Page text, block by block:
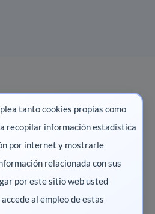
Marketing digital
Pharma
tanto cookies propias como
recopilar información estadística
por internet y mostrarle
relacionada con sus
por este sitio web usted
al empleo de estas